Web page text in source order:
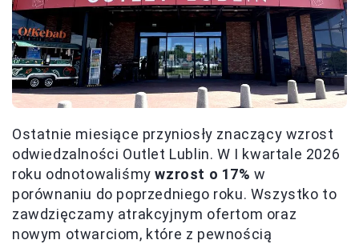
Ostatnie miesiące przyniosły znaczący wzrost
odwiedzalności Outlet Lublin. W I kwartale 2026
roku odnotowaliśmywzrost o 17% w
porównaniu do poprzedniego roku. Wszystko to
zawdzięczamy atrakcyjnym ofertom oraz
nowym otwarciom, które z pewnością